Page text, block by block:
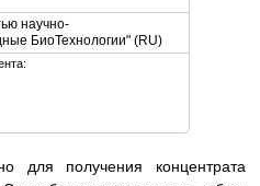
научно-
БиоТехнологии" (RU)
для получения концентрата